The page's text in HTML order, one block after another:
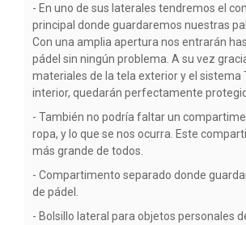
- En uno de sus laterales tendremos el
principal donde guardaremos nuestras
Con una amplia apertura nos entrarán
pádel sin ningún problema. A su vez
materiales de la tela exterior y el sistema
interior, quedarán perfectamente
- También no podría faltar un
ropa, y lo que se nos ocurra. Este
más grande de todos.
- Compartimento separado donde
de pádel.
- Bolsillo lateral para objetos personales